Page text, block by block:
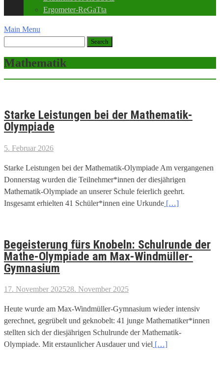
Ergometer-ReGaTta
Main Menu
Mathematik
Starke Leistungen bei der Mathematik-
Olympiade
5. Februar 2026
Starke Leistungen bei der Mathematik-Olympiade Am vergangenen
Donnerstag wurden die Teilnehmer*innen der diesjährigen
Mathematik-Olympiade an unserer Schule feierlich geehrt.
Insgesamt erhielten 41 Schüler*innen eine Urkunde […]
Begeisterung fürs Knobeln: Schulrunde der
Mathe-Olympiade am Max-Windmüller-
Gymnasium
17. November 202528. November 2025
Heute wurde am Max-Windmüller-Gymnasium wieder intensiv
gerechnet, gegrübelt und geknobelt: 41 junge Mathematiker*innen
stellten sich der diesjährigen Schulrunde der Mathematik-
Olympiade. Mit erstaunlicher Ausdauer und viel […]